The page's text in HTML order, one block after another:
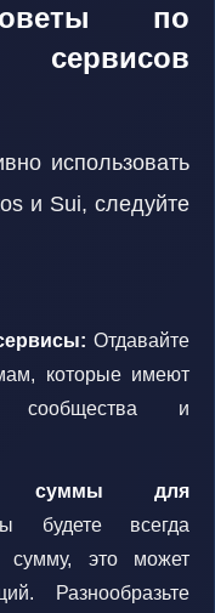
по
сервисов
использовать
и Sui, следуйте
Отдавайте
которые имеют
сообщества и
суммы для
всегда
это может
Разнообразьте